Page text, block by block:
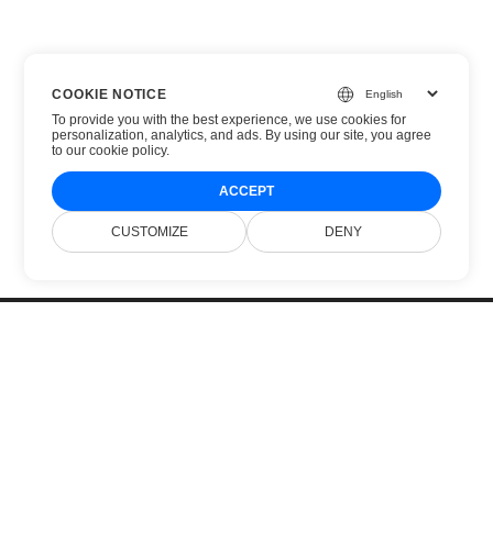
COOKIE NOTICE
To provide you with the best experience, we use cookies for
personalization, analytics, and ads. By using our site, you agree
toour cookie policy.
ACCEPT
CUSTOMIZE DENY